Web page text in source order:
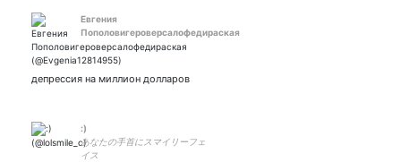
Евгения
Пополовигероверсалофедираская
депрессия на миллион долларов
:)
あなたの手首にスマイリーフェ
イス